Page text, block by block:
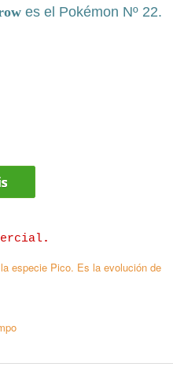
es el Pokémon Nº 22.
.
especie Pico. Es la evolución de